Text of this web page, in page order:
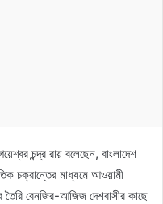
চন্দ্র রায় বলেছেন, বাংলাদেশ
চক্রান্তের মাধ্যমে আওয়ামী
তৈরি বেনজির-আজিজ দেশবাসীর কাছে